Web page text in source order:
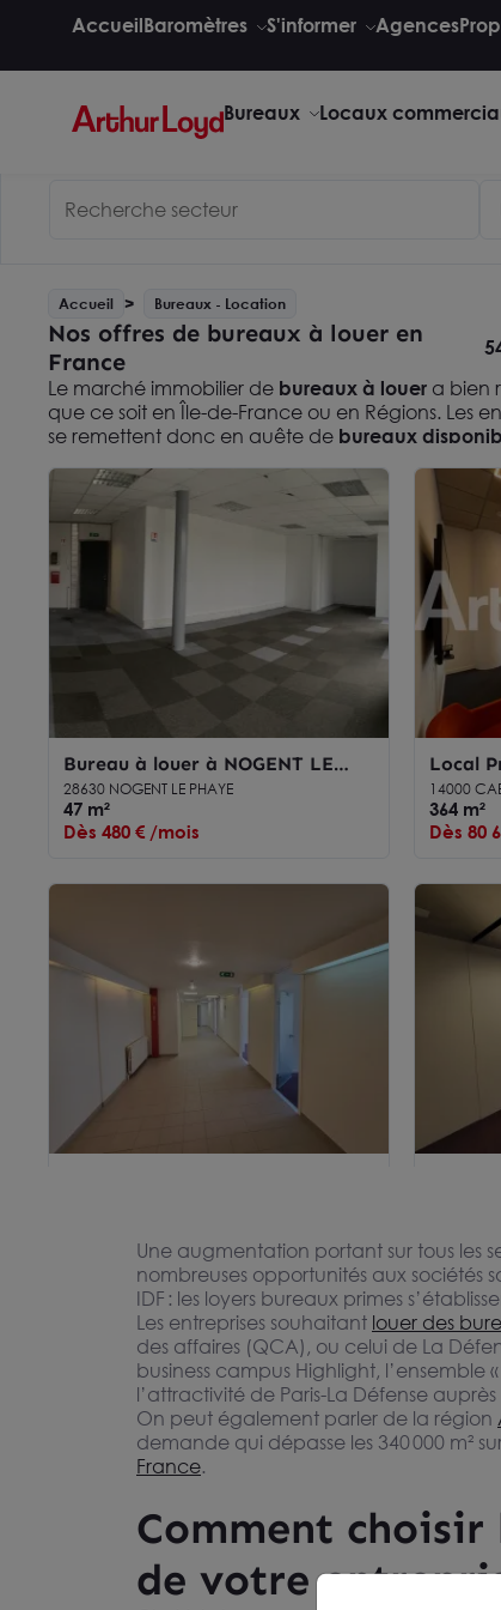
AccueilBaromètres S'informer Agences
Bureaux Locaux
Accueil Bureaux - Location
Nos offres de bureaux à louer en
France
Le marché immobilier de bureaux à louer a bien
que ce soit en Île-de-France ou en Régions. Les
se remettent donc en quête de bureaux
qui concerne le marché francilien, la reprise du
au second semestre 2021 avec 765 600 m² de
+14% au regard de l’année précédente.
Bureau à louer à NOGENT LE
PHAYE 28630
28630 NOGENT LE PHAYE
47 m²
Dès 480 € /mois
Local
CAEN
14000
364 m²
Dès 80
Dès 1 540 € /mois HT
Dès 360
Bureaux à louer Lyon 6ème
Une augmentation portant sur tous les
nombreuses opportunités aux sociétés
IDF : les loyers bureaux primes
Les entreprises souhaitant louer des
des affaires (QCA), ou celui de La
business campus Highlight, l’ensemble
l’attractivité de Paris-La Défense
On peut également parler de la région
demande qui dépasse les 340 000 m²
France.
Comment choisir
de votre